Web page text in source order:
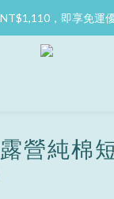
，即享免運
營純棉